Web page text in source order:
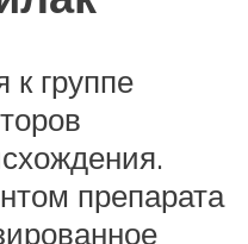
к группе
препарата